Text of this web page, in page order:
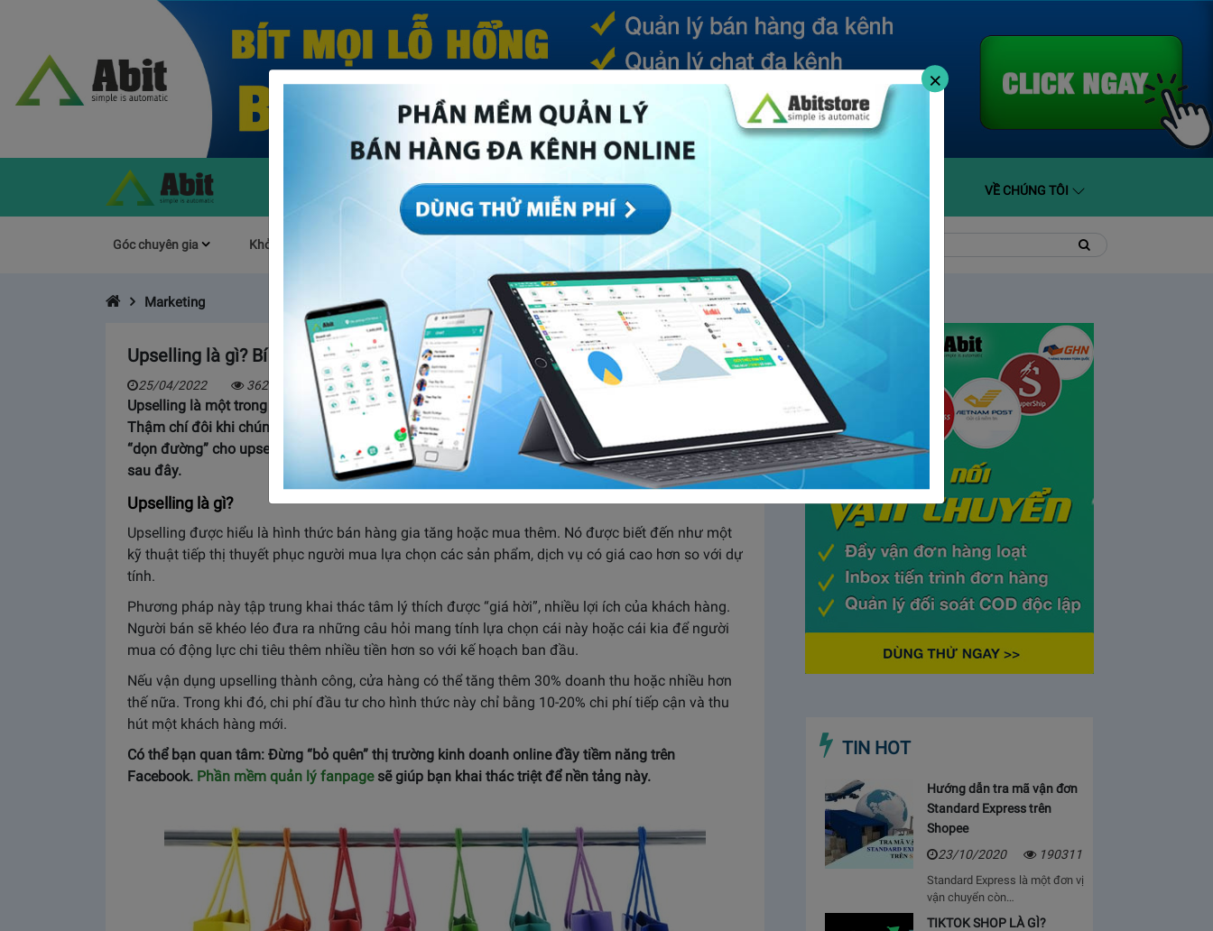
(CURRENT) BÁO GIÁ HỖ TRỢ VỀ CHÚNG TÔI
Góc chuyên gia Khởi Nghiệp Mục khác Quản trị Về Abit
kiếm:
kiếm
Marketing
Upselling là gì? Bí thuật “bùng nổ” doanh thu trong kinh doanh
25/04/2022 3620
Upselling là một trong những kỹ thuật quan trọng và được áp dụng rộng rãi trong bán hàng.
Thậm chí đôi khi chúng ta còn bắt gặp trường hợp một số sản phẩm, dịch vụ được bán lỗ nhằm
“dọn đường” cho upsell để kiếm lợi nhuận. Vậy upselling là gì? Chúng ta sẽ cùng tìm hiểu ngay
sau đây.
Upselling là gì?
Upselling được hiểu là hình thức bán hàng gia tăng hoặc mua thêm. Nó được biết đến như một
kỹ thuật tiếp thị thuyết phục người mua lựa chọn các sản phẩm, dịch vụ có giá cao hơn so với dự
tính.
Phương pháp này tập trung khai thác tâm lý thích được “giá hời”, nhiều lợi ích của khách hàng.
Người bán sẽ khéo léo đưa ra những câu hỏi mang tính lựa chọn cái này hoặc cái kia để người
mua có động lực chi tiêu thêm nhiều tiền hơn so với kế hoạch ban đầu.
Nếu vận dụng upselling thành công, cửa hàng có thể tăng thêm 30% doanh thu hoặc nhiều hơn
thế nữa. Trong khi đó, chi phí đầu tư cho hình thức này chỉ bằng 10-20% chi phí tiếp cận và thu
hút một khách hàng mới.
Có thể bạn quan tâm: Đừng “bỏ quên” thị trường kinh doanh online đầy tiềm năng trên
Facebook. Phần mềm quản lý fanpagesẽ giúp bạn khai thác triệt để nền tảng này.
TIN HOT
Hướng dẫn tra mã vận đơn
Standard Express trên
Shopee
23/10/2020
190311
Standard Express là một đơn vị
vận chuyển còn…
TIKTOK SHOP LÀ GÌ?
×